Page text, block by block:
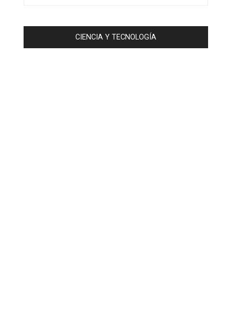
CIENCIA Y TECNOLOGÍA